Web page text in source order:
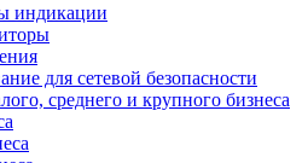
индикации
для сетевой безопасности
среднего и крупного бизнеса